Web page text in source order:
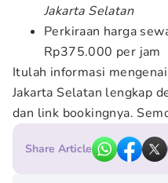
Jakarta Selatan
Perkiraan harga
Rp375.000 per jam
Itulah informasi
Jakarta Selatan lengkap
dan link bookingnya.
Share Article